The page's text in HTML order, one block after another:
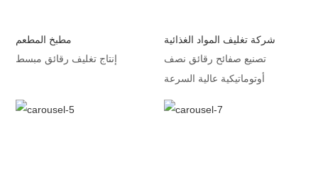
مطبخ المطعم
إنتاج تغليف رقائق مبسط
شركة تغليف المواد الغذائية
تصنيع صفائح رقائق نصف
أوتوماتيكية عالية السرعة